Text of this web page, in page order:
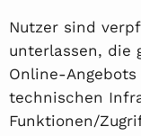
Nutzer sind
unterlassen, die
Online-
technischen
Funktionen/